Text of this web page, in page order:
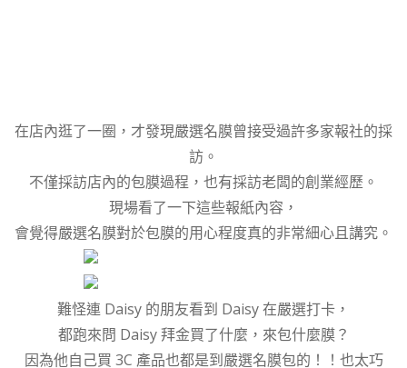
在店內逛了一圈，才發現嚴選名膜曾接受過許多家報社的採
訪。
不僅採訪店內的包膜過程，也有採訪老闆的創業經歷。
現場看了一下這些報紙內容，
會覺得嚴選名膜對於包膜的用心程度真的非常細心且講究。
難怪連 Daisy 的朋友看到 Daisy 在嚴選打卡，
都跑來問 Daisy 拜金買了什麼，來包什麼膜？
因為他自己買 3C 產品也都是到嚴選名膜包的！！也太巧